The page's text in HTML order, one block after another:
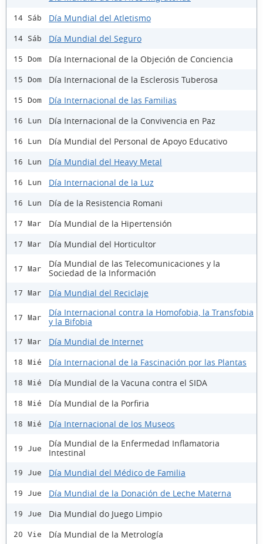
14 Sáb Día Mundial del Atletismo
14 Sáb Día Mundial del Seguro
15 Dom Día Internacional de la Objeción de Conciencia
15 Dom Día Internacional de la Esclerosis Tuberosa
15 Dom Día Internacional de las Familias
16 Lun Día Internacional de la Convivencia en Paz
16 Lun Día Mundial del Personal de Apoyo Educativo
16 Lun Día Mundial del Heavy Metal
16 Lun Día Internacional de la Luz
16 Lun Día de la Resistencia Romani
17 Mar Día Mundial de la Hipertensión
17 Mar Día Mundial del Horticultor
17 Mar
Día Mundial de las Telecomunicaciones y la
Sociedad de la Información
17 Mar Día Mundial del Reciclaje
17 Mar
Día Internacional contra la Homofobia, la Transfobia
y la Bifobia
17 Mar Día Mundial de Internet
18 Mié Día Internacional de la Fascinación por las Plantas
18 Mié Día Mundial de la Vacuna contra el SIDA
18 Mié Día Mundial de la Porfiria
18 Mié Día Internacional de los Museos
19 Jue
Día Mundial de la Enfermedad Inflamatoria
Intestinal
19 Jue Día Mundial del Médico de Familia
19 Jue Día Mundial de la Donación de Leche Materna
19 Jue Dia Mundial do Juego Limpio
20 Vie Día Mundial de la Metrología